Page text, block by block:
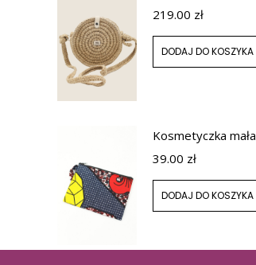
219.00 zł
DODAJ DO KOSZYKA
Kosmetyczka mała
39.00 zł
DODAJ DO KOSZYKA